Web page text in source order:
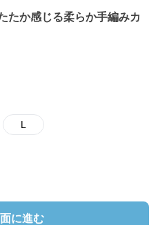
たか感じる柔らか手編みカ
L
に進む